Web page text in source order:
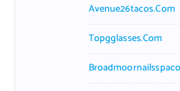
Avenue26tacos.com
Topgglasses.com